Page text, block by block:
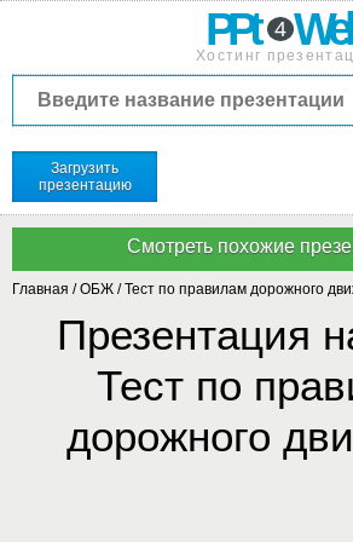
PPt 4
Хостинг
Загрузить
презентацию
Главная /ОБЖ /Тест по правилам дорожного
Презентация
Тест по
дорожного